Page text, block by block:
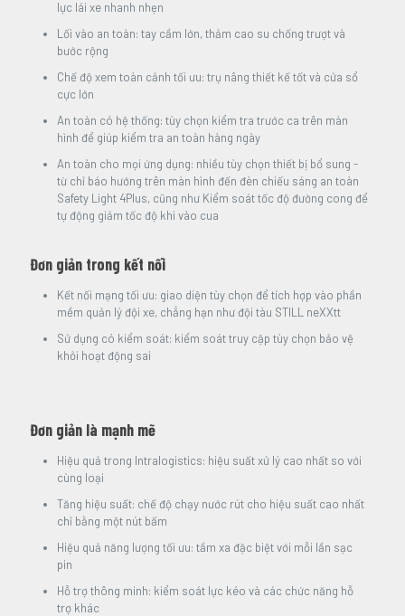
lực lái xe nhanh nhẹn
Lối vào an toàn: tay cầm lớn, thảm cao su chống trượt và
bước rộng
Chế độ xem toàn cảnh tối ưu: trụ nâng thiết kế tốt và cửa sổ
cực lớn
An toàn có hệ thống: tùy chọn kiểm tra trước ca trên màn
hình để giúp kiểm tra an toàn hàng ngày
An toàn cho mọi ứng dụng: nhiều tùy chọn thiết bị bổ sung -
từ chỉ báo hướng trên màn hình đến đèn chiếu sáng an toàn
Safety Light 4Plus, cũng như Kiểm soát tốc độ đường cong để
tự động giảm tốc độ khi vào cua
Đơn giản trong kết nối
Kết nối mạng tối ưu: giao diện tùy chọn để tích hợp vào phần
mềm quản lý đội xe, chẳng hạn như đội tàu STILL neXXtt
Sử dụng có kiểm soát: kiểm soát truy cập tùy chọn bảo vệ
khỏi hoạt động sai
Đơn giản là mạnh mẽ
Hiệu quả trong Intralogistics: hiệu suất xử lý cao nhất so với
cùng loại
Tăng hiệu suất: chế độ chạy nước rút cho hiệu suất cao nhất
chỉ bằng một nút bấm
Hiệu quả năng lượng tối ưu: tầm xa đặc biệt với mỗi lần sạc
pin
Hỗ trợ thông minh: kiểm soát lực kéo và các chức năng hỗ
trợ khác